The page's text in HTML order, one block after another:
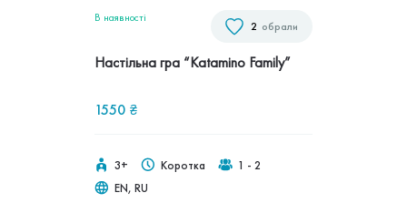
обрали
2
В наявностi
Настільна гра “Katamino Family”
1550 ₴
3+ Коротка
1 - 2
EN, RU